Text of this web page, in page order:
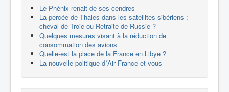
DronesLe Phénix renait de ses cendres
La percée de Thales dans les satellites sibériens :
cheval de Troie ou Retraite de Russie ?
Quelques mesures visant à la réduction de
consommation des avions
Quelle-est la place de la France en Libye ?
La nouvelle politique d´Air France et vous